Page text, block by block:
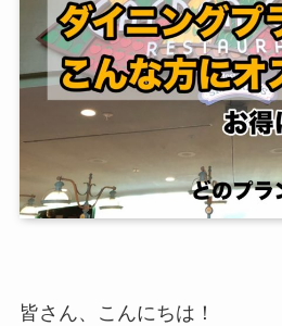
皆さん、こんにちは！